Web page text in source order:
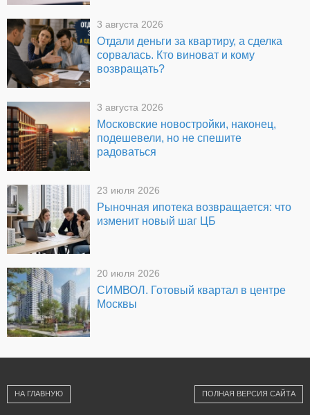
3 августа 2026
Отдали деньги за квартиру, а сделка
сорвалась. Кто виноват и кому
возвращать?
3 августа 2026
Московские новостройки, наконец,
подешевели, но не спешите
радоваться
23 июля 2026
Рыночная ипотека возвращается: что
изменит новый шаг ЦБ
20 июля 2026
СИМВОЛ. Готовый квартал в центре
Москвы
НА ГЛАВНУЮ ПОЛНАЯ ВЕРСИЯ САЙТА